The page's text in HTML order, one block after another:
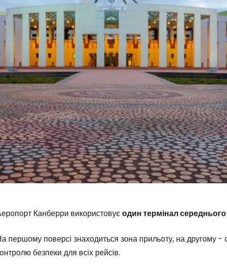
Канберри використовуєодин термінал
першому поверсі знаходиться зона прильоту, на другому -
безпеки для всіх рейсів.